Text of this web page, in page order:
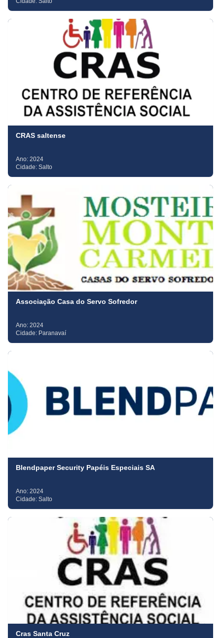
CRAS saltense
Ano: 2024
Cidade: Salto
Associação Casa do Servo Sofredor
Ano: 2024
Cidade: Paranavaí
Blendpaper Security Papéis Especiais SA
Ano: 2024
Cidade: Salto
Cras Santa Cruz